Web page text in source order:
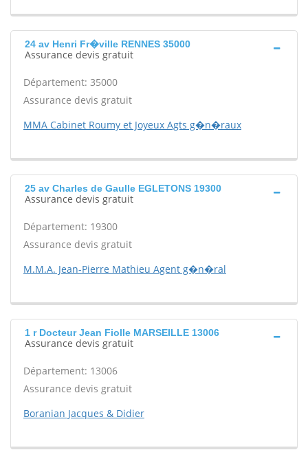
24 av Henri Fr�ville RENNES 35000
Assurance devis gratuit
Département: 35000
Assurance devis gratuit
MMA Cabinet Roumy et Joyeux Agts g�n�raux
25 av Charles de Gaulle EGLETONS 19300
Assurance devis gratuit
Département: 19300
Assurance devis gratuit
M.M.A. Jean-Pierre Mathieu Agent g�n�ral
1 r Docteur Jean Fiolle MARSEILLE 13006
Assurance devis gratuit
Département: 13006
Assurance devis gratuit
Boranian Jacques & Didier